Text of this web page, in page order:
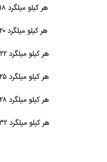
هر کیلو میلگرد ۱۸ ذوب آهن / نیشابور ۱۲ متری ۲۵ ۳۷,۰۰۰ (۰.۰۰%)۰
هر کیلو میلگرد ۲۰ ذوب آهن / نیشابور ۱۲ متری ۳۰ ۳۷,۰۰۰ (۰.۰۰%)۰
هر کیلو میلگرد ۲۲ ذوب آهن / نیشابور ۱۲ متری ۳۶ ۳۷,۰۰۰ (۰.۰۰%)۰
هر کیلو میلگرد ۲۵ ذوب آهن / نیشابور ۱۲ متری ۴۷ ۳۷,۰۰۰ (۰.۰۰%)۰
هر کیلو میلگرد ۲۸ ذوب آهن / نیشابور ۱۲ متری ۵۶ ۳۷,۰۰۰ (۰.۰۰%)۰
هر کیلو میلگرد ۳۲ ذوب آهن / نیشابور ۱۲ متری ۷۵ ۳۷,۴۰۰ (۰.۰۰%)۰